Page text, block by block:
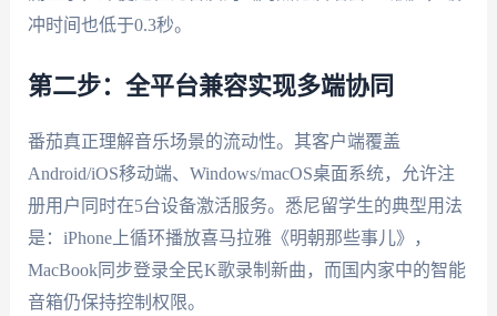
冲时间也低于0.3秒。
第二步：全平台兼容实现多端协同
番茄真正理解音乐场景的流动性。其客户端覆盖
Android/iOS移动端、Windows/macOS桌面系统，允许注
册用户同时在5台设备激活服务。悉尼留学生的典型用法
是：iPhone上循环播放喜马拉雅《明朝那些事儿》，
MacBook同步登录全民K歌录制新曲，而国内家中的智能
音箱仍保持控制权限。